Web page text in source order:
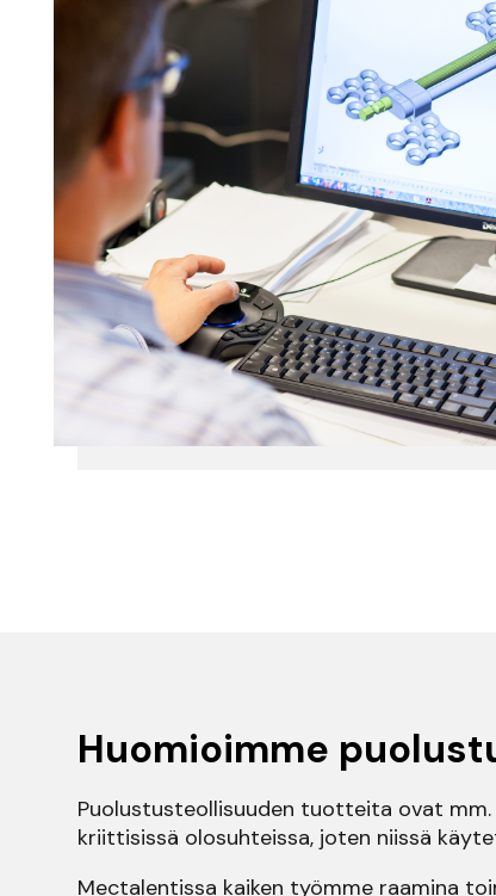
Huomioimme
Puolustusteollisuuden tuotteita ovat
kriittisissä olosuhteissa, joten niissä
Mectalentissa kaiken työmme raamina